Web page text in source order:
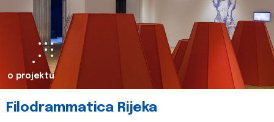
o projektu
Filodrammatica Rijeka